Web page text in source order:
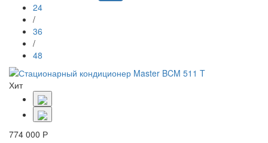
24
/
36
/
48
Хит
774 000 Р